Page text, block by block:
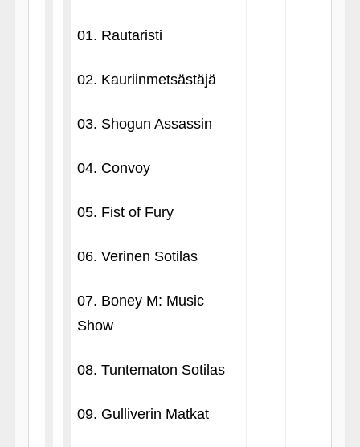
01. Rautaristi
02. Kauriinmetsästäjä
03. Shogun Assassin
04. Convoy
05. Fist of Fury
06. Verinen Sotilas
07. Boney M: Music
Show
08. Tuntematon Sotilas
09. Gulliverin Matkat